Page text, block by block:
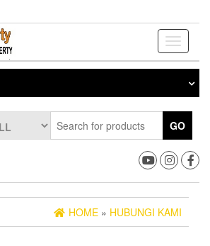
Toggle
GO
HOME » HUBUNGI KAMI